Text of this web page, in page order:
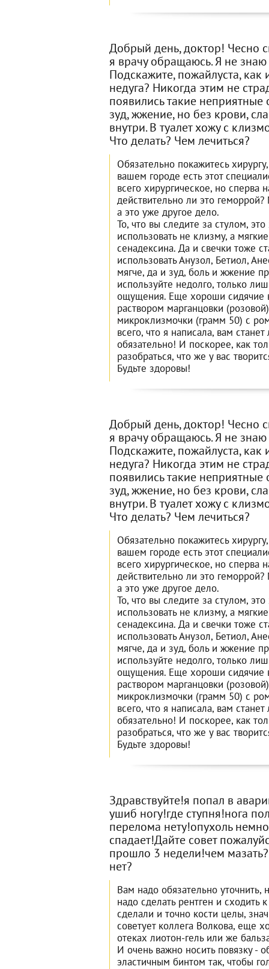
Добрый день, доктор! Чесно
я врачу обращаюсь. Я не знаю
Подскажите, пожайлуста, как
недуга? Никогда этим не
появились такие
зуд, жжение, но без крови,
внутри. В туалет хожу с
Что делать? Чем лечиться?
Обязательно покажитесь
вашем городе есть этот
всего хирургическое, но сперва
действительно ли это
а это уже другое дело.
То, что вы следите за стулом,
использовать не клизму, а
сенадексина. Да и свечки тоже
использовать Анузол, Бетиол,
мягче, да и зуд, боль и жжение
используйте недолго, только
ощущения. Еще хороши сидячие
раствором марганцовки
микроклизмочки (грамм 50) с
всего, что я написала, вам
обязательно! И поскорее, как
разобраться, что же у вас
Будьте здоровы!
Добрый день, доктор! Чесно
я врачу обращаюсь. Я не знаю
Подскажите, пожайлуста, как
недуга? Никогда этим не
появились такие
зуд, жжение, но без крови,
внутри. В туалет хожу с
Что делать? Чем лечиться?
Обязательно покажитесь
вашем городе есть этот
всего хирургическое, но сперва
действительно ли это
а это уже другое дело.
То, что вы следите за стулом,
использовать не клизму, а
сенадексина. Да и свечки тоже
использовать Анузол, Бетиол,
мягче, да и зуд, боль и жжение
используйте недолго, только
ощущения. Еще хороши сидячие
раствором марганцовки
микроклизмочки (грамм 50) с
всего, что я написала, вам
обязательно! И поскорее, как
разобраться, что же у вас
Будьте здоровы!
Здравствуйте!я попал в
ушиб ногу!где ступня!нога
перелома нету!опухоль
спадает!Дайте совет
прошло 3 недели!чем
нет?
Вам надо обязательно уточнить,
надо сделать рентген и сходить
сделали и точно кости целы,
советует коллега Волкова, еще
отеках лиотон-гель или же
И очень важно носить повязку -
эластичным бинтом так, чтобы